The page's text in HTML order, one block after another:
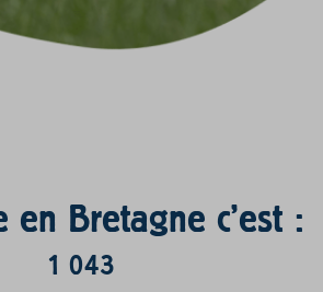
en Bretagne c’est :
1 043